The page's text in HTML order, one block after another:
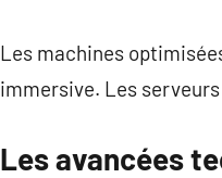
Les machines
immersive. Les
Les avancées